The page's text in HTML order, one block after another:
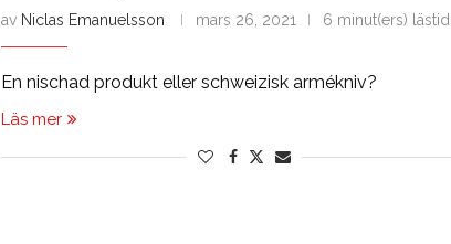
av Niclas Emanuelsson mars 26, 2021 6 minut(ers) lästid
En nischad produkt eller schweizisk armékniv?
Läs mer